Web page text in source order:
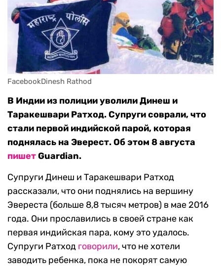
FacebookDinesh Rathod
В Индии из полиции уволили Динеш и
Таракешвари Ратход. Супруги соврали, что
стали первой индийской парой, которая
поднялась на Эверест. Об этом 8 августа
пишетGuardian.
Супруги Динеш и Таракешвари Ратход
рассказали, что они поднялись на вершину
Эвереста (больше 8,8 тысяч метров) в мае 2016
года. Они прославились в своей стране как
первая индийская пара, кому это удалось.
Супруги Ратход говорили, что не хотели
заводить ребенка, пока не покорят самую